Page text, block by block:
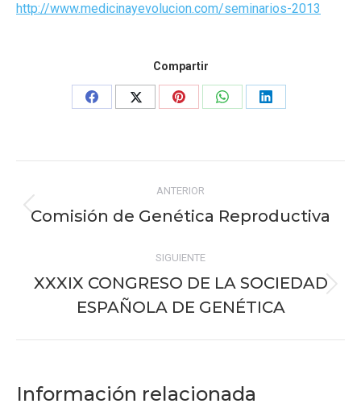
http://www.medicinayevolucion.com/seminarios-2013
Compartir
Share
Share
Share
Share
Share
entre
ANTERIOR
Publicación
Comisión de Genética Reproductiva
SIGUIENTE
Publicación
siguiente:
XXXIX CONGRESO DE LA SOCIEDAD
ESPAÑOLA DE GENÉTICA
Información relacionada